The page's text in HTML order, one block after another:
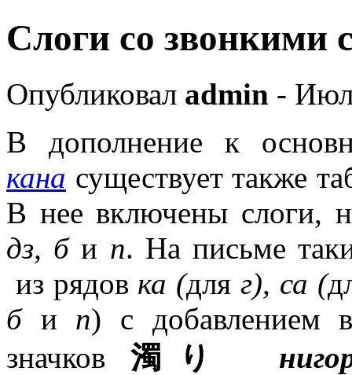
Слоги со звонкими
Опубликовал admin -
В дополнение к
кана существует также
В нее включены слоги,
дз, би п. На письме
из рядов ка (для г), са (
би п) с добавлением
значков濁り